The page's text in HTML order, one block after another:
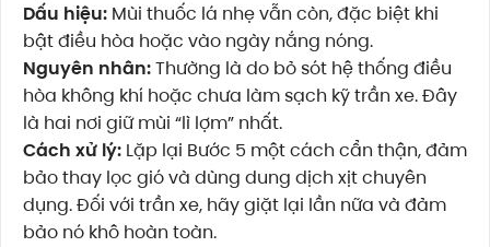
Dấu hiệu: Mùi thuốc lá nhẹ vẫn còn, đặc biệt khi
bật điều hòa hoặc vào ngày nắng nóng.
Nguyên nhân:Thường là do bỏ sót hệ thống điều
hòa không khí hoặc chưa làm sạch kỹ trần xe. Đây
là hai nơi giữ mùi “lì lợm” nhất.
Cách xử lý: Lặp lại Bước 5 một cách cẩn thận, đảm
bảo thay lọc gió và dùng dung dịch xịt chuyên
dụng. Đối với trần xe, hãy giặt lại lần nữa và đảm
bảo nó khô hoàn toàn.